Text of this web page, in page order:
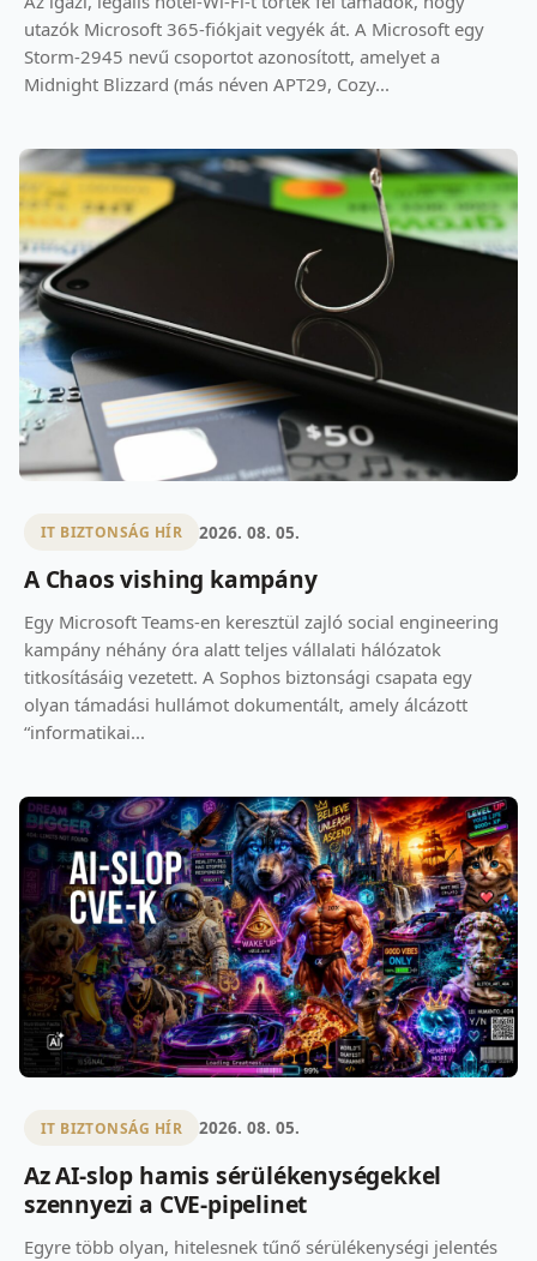
utazók Microsoft 365-fiókjait vegyék át. A Microsoft egy
Storm-2945 nevű csoportot azonosított, amelyet a
Midnight Blizzard (más néven APT29, Cozy...
IT BIZTONSÁG HÍR 2026. 08. 05.
A Chaos vishing kampány
Egy Microsoft Teams-en keresztül zajló social engineering
kampány néhány óra alatt teljes vállalati hálózatok
titkosításáig vezetett. A Sophos biztonsági csapata egy
olyan támadási hullámot dokumentált, amely álcázott
“informatikai...
IT BIZTONSÁG HÍR 2026. 08. 05.
Az AI-slop hamis sérülékenységekkel
szennyezi a CVE-pipelinet
Egyre több olyan, hitelesnek tűnő sérülékenységi jelentés